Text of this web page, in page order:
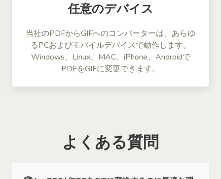
任意のデバイス
当社のPDFからGIFへのコンバーターは、あらゆ
るPCおよびモバイルデバイスで動作します。
Windows、Linux、MAC、iPhone、Androidで
PDFをGIFに変更できます。
よくある質問